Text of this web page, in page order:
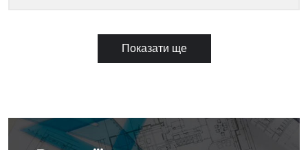
Показати ще